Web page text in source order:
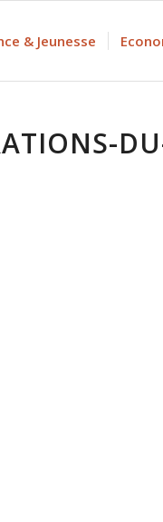
& Jeunesse